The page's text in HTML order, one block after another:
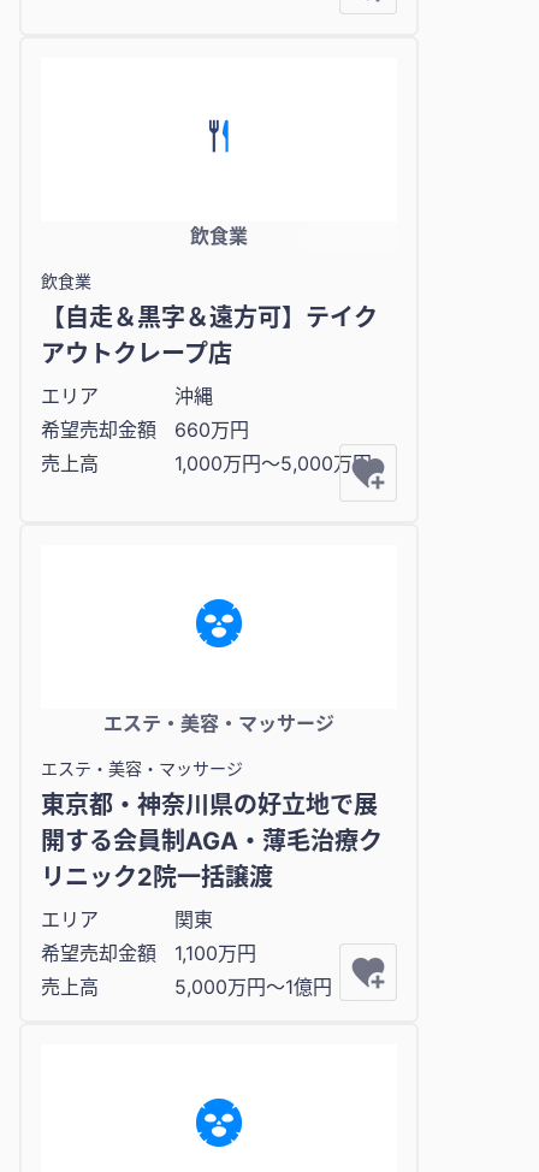
飲食業
飲食業
【自走＆黒字＆遠方可】テイク
アウトクレープ店
エリア
沖縄
希望売却金額
660万円
売上高
1,000万円〜5,000万円
エステ・美容・マッサージ
エステ・美容・マッサージ
東京都・神奈川県の好立地で展
開する会員制AGA・薄毛治療ク
リニック2院一括譲渡
エリア
関東
希望売却金額
1,100万円
売上高
5,000万円〜1億円